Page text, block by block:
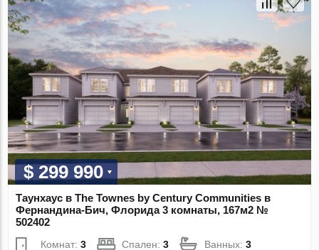
$ 299 990
Таунхаус в The Townes by Century Communities в
Фернандина-Бич, Флорида 3 комнаты, 167м2 №
502402
Комнат:3 Спален:3 Ванных:3